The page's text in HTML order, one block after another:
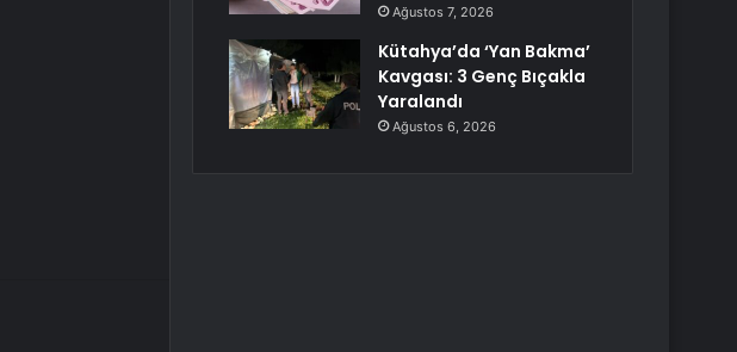
Ağustos 7, 2026
Kütahya’da ‘Yan Bakma’
Kavgası: 3 Genç Bıçakla
Yaralandı
Ağustos 6, 2026